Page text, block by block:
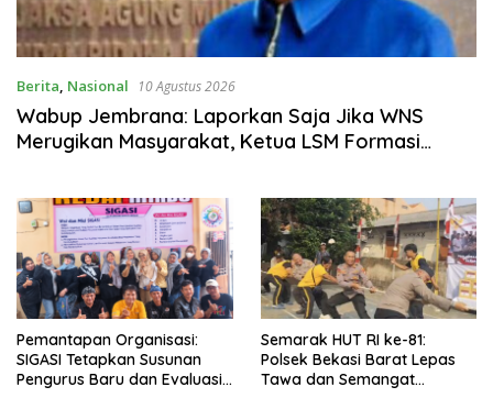
Berita, Nasional 10 Agustus 2026
Wabup Jembrana: Laporkan Saja Jika WNS
Merugikan Masyarakat, Ketua LSM Formasi
Kelompok Ahli Pemkab
Pemantapan Organisasi:
SIGASI Tetapkan Susunan
Pengurus Baru dan Evaluasi
Semarak HUT RI ke-81:
Polsek Bekasi Barat Lepas
Tawa dan Semangat